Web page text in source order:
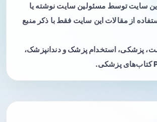
این سایت توسط مسئولین سایت نوشته یا
از مقالات این سایت فقط با ذکر منبع
پزشکی، استخدام پزشک و دندانپزشک،